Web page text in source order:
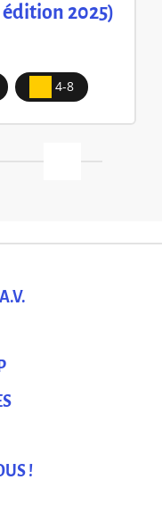
2025)
4-8
!